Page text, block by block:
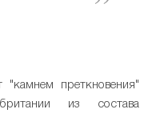
преткновения"
из состава